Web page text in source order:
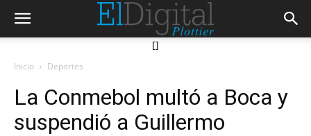
[]
Inicio Deportes
La Conmebol multó a Boca y
suspendió a Guillermo